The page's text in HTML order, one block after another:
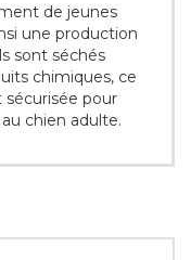
de jeunes
une production
sont séchés
chimiques, ce
sécurisée pour
chien adulte.